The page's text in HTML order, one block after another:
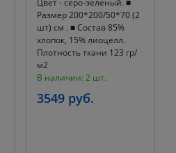
Размер 200*200/50*70 (2
шт) см . ■ Состав 85%
хлопок, 15% лиоцелл.
Плотность ткани 123 гр/
м2
В наличии: 2 шт.
3549 руб.